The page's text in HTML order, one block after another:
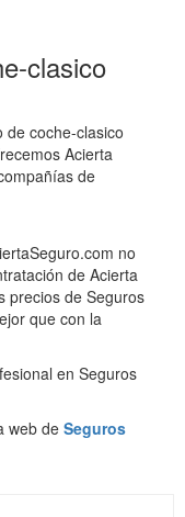
clasico
de coche-clasico
Acierta
de
no
de Acierta
precios de Seguros
que con la
en Seguros
web deSeguros